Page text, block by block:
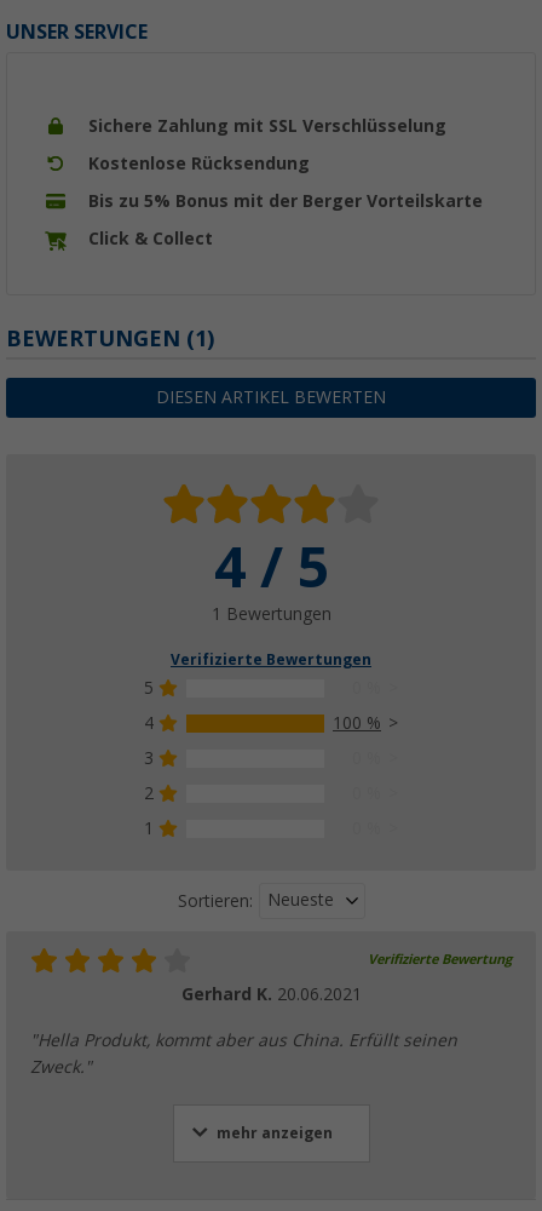
UNSER SERVICE
Sichere Zahlung mit SSL Verschlüsselung
Kostenlose Rücksendung
Bis zu 5% Bonus mit der Berger Vorteilskarte
Click & Collect
BEWERTUNGEN (1)
DIESEN ARTIKEL BEWERTEN
4 / 5
1 Bewertungen
Verifizierte Bewertungen
5
4
100 %
3
2
1
Sortieren: Neueste
Verifizierte Bewertung
Gerhard K. 20.06.2021
"Hella Produkt, kommt aber aus China. Erfüllt seinen
Zweck."
mehr anzeigen